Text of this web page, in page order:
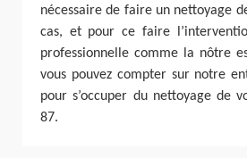
nécessaire de faire un nettoyage
cas, et pour ce faire
professionnelle comme la nôtre
vous pouvez compter sur notre
pour s’occuper du nettoyage de
87.